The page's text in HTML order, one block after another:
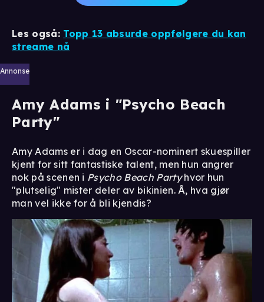
Les også: Topp 13 absurde oppfølgere du kan
streame nå
Annonse
Amy Adams i "Psycho Beach
Party"
Amy Adams er i dag en Oscar-nominert skuespiller
kjent for sitt fantastiske talent, men hun angrer
nok på scenen i Psycho Beach Partyhvor hun
"plutselig" mister deler av bikinien. Å, hva gjør
man vel ikke for å bli kjendis?